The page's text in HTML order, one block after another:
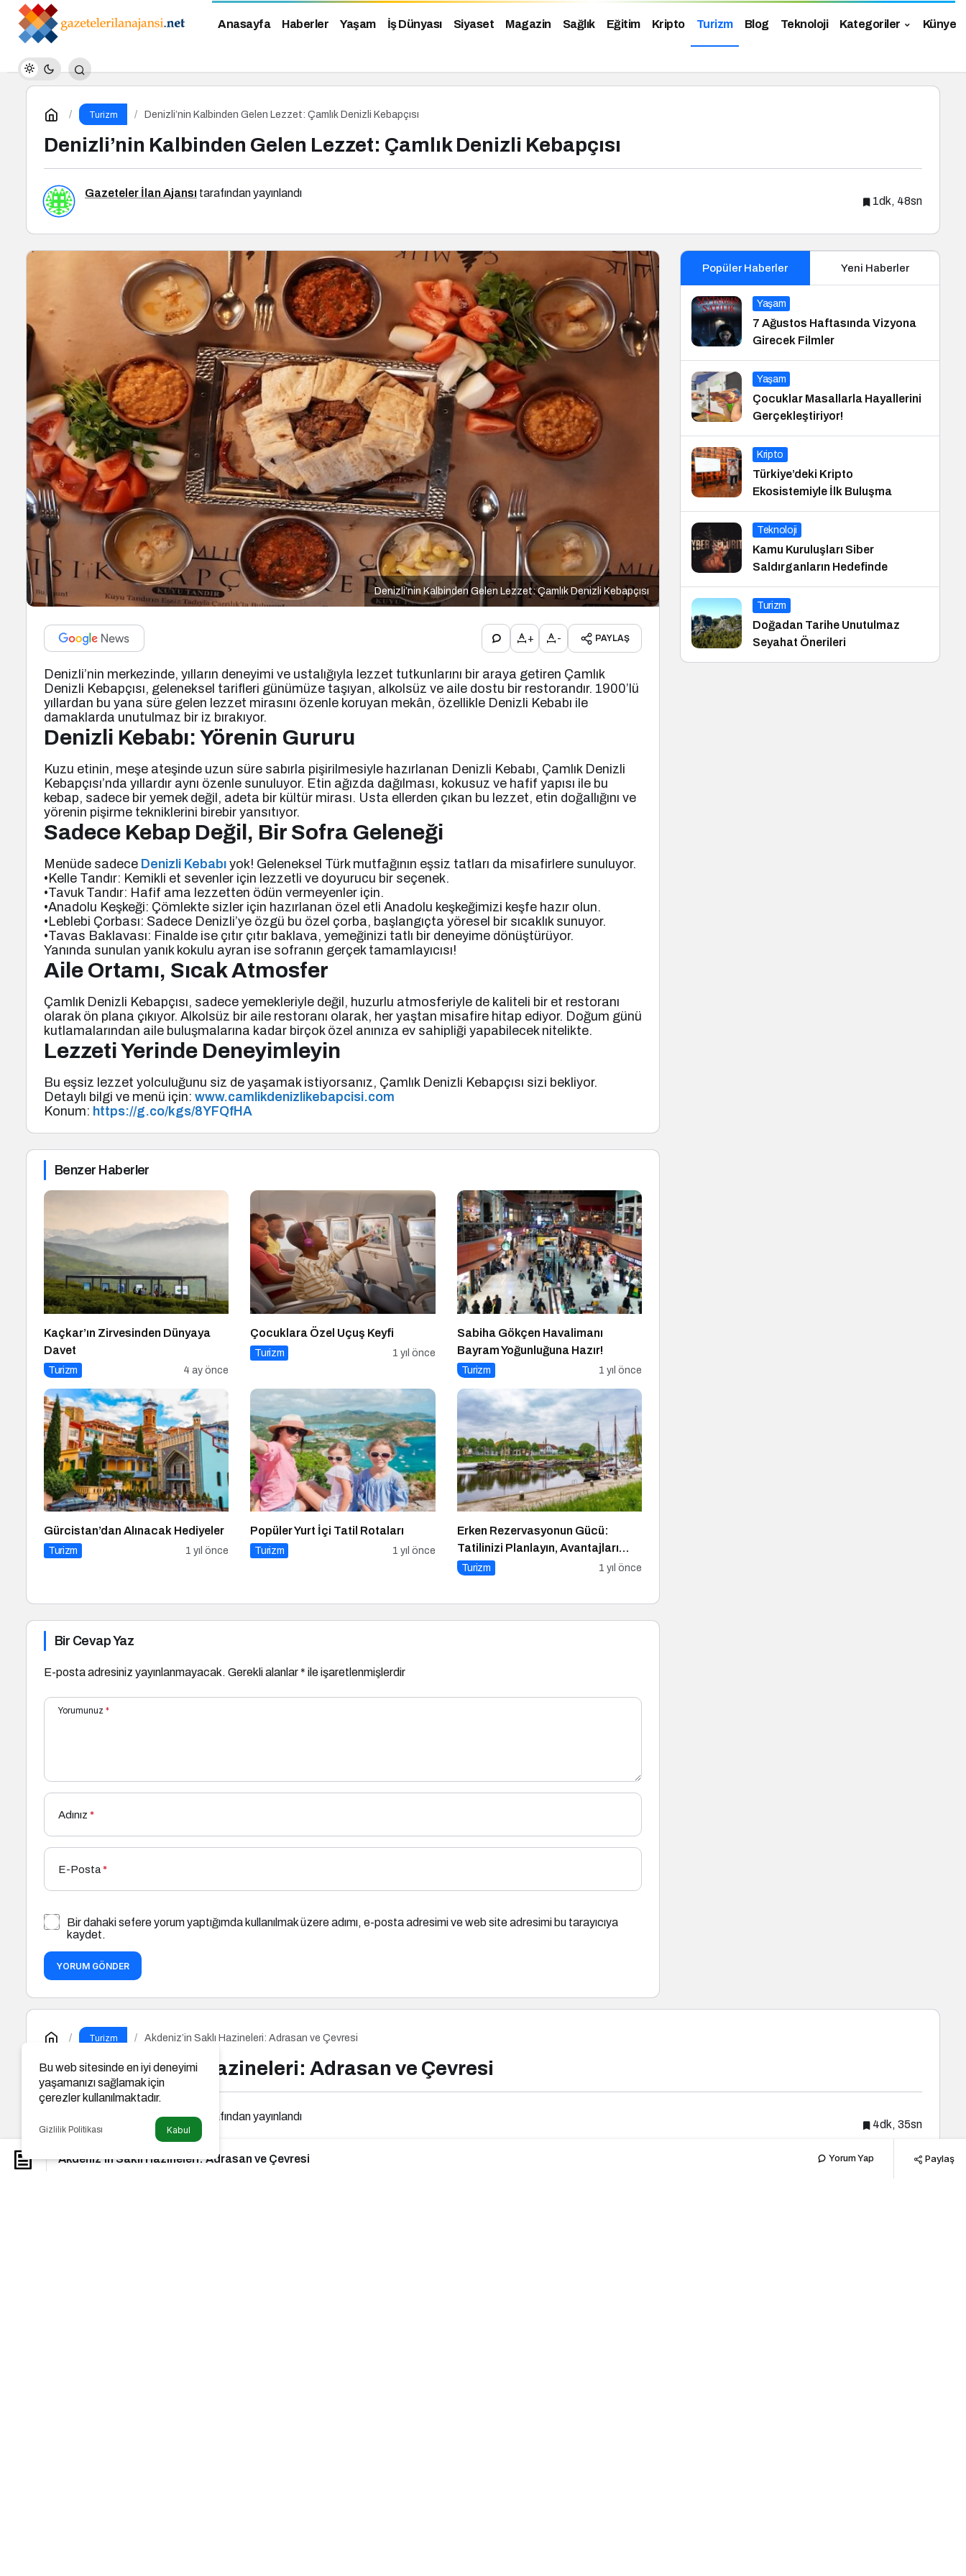
Anasayfa Haberler Yaşam İş Dünyası Siyaset Magazin Sağlık Eğitim Kripto Turizm Blog Teknoloji Kategoriler Künye
Turizm Denizli’nin Kalbinden Gelen Lezzet: Çamlık Denizli Kebapçısı
Denizli’nin Kalbinden Gelen Lezzet: Çamlık Denizli Kebapçısı
Gazeteler İlan Ajansı tarafından yayınlandı
1dk, 48sn
Denizli’nin Kalbinden Gelen Lezzet: Çamlık Denizli Kebapçısı
+ - PAYLAŞ
Denizli’nin merkezinde, yılların deneyimi ve ustalığıyla lezzet tutkunlarını bir araya getiren Çamlık
Denizli Kebapçısı, geleneksel tarifleri günümüze taşıyan, alkolsüz ve aile dostu bir restorandır. 1900’lü
yıllardan bu yana süre gelen lezzet mirasını özenle koruyan mekân, özellikle Denizli Kebabı ile
damaklarda unutulmaz bir iz bırakıyor.
Denizli Kebabı: Yörenin Gururu
Kuzu etinin, meşe ateşinde uzun süre sabırla pişirilmesiyle hazırlanan Denizli Kebabı, Çamlık Denizli
Kebapçısı’nda yıllardır aynı özenle sunuluyor. Etin ağızda dağılması, kokusuz ve hafif yapısı ile bu
kebap, sadece bir yemek değil, adeta bir kültür mirası. Usta ellerden çıkan bu lezzet, etin doğallığını ve
yörenin pişirme tekniklerini birebir yansıtıyor.
Sadece Kebap Değil, Bir Sofra Geleneği
Menüde sadece Denizli Kebabı yok! Geleneksel Türk mutfağının eşsiz tatları da misafirlere sunuluyor.
•Kelle Tandır: Kemikli et sevenler için lezzetli ve doyurucu bir seçenek.
•Tavuk Tandır: Hafif ama lezzetten ödün vermeyenler için.
•Anadolu Keşkeği: Çömlekte sizler için hazırlanan özel etli Anadolu keşkeğimizi keşfe hazır olun.
•Leblebi Çorbası: Sadece Denizli’ye özgü bu özel çorba, başlangıçta yöresel bir sıcaklık sunuyor.
•Tavas Baklavası: Finalde ise çıtır çıtır baklava, yemeğinizi tatlı bir deneyime dönüştürüyor.
Yanında sunulan yanık kokulu ayran ise sofranın gerçek tamamlayıcısı!
Aile Ortamı, Sıcak Atmosfer
Çamlık Denizli Kebapçısı, sadece yemekleriyle değil, huzurlu atmosferiyle de kaliteli bir et restoranı
olarak ön plana çıkıyor. Alkolsüz bir aile restoranı olarak, her yaştan misafire hitap ediyor. Doğum günü
kutlamalarından aile buluşmalarına kadar birçok özel anınıza ev sahipliği yapabilecek nitelikte.
Lezzeti Yerinde Deneyimleyin
Bu eşsiz lezzet yolculuğunu siz de yaşamak istiyorsanız, Çamlık Denizli Kebapçısı sizi bekliyor.
Detaylı bilgi ve menü için: www.camlikdenizlikebapcisi.com
Konum: https://g.co/kgs/8YFQfHA
Benzer Haberler
Kaçkar’ın Zirvesinden Dünyaya
Davet
Turizm 4 ay önce
Çocuklara Özel Uçuş Keyfi
Turizm 1 yıl önce
Sabiha Gökçen Havalimanı
Bayram Yoğunluğuna Hazır!
Turizm 1 yıl önce
Gürcistan’dan Alınacak Hediyeler
Turizm 1 yıl önce
Popüler Yurt İçi Tatil Rotaları
Turizm 1 yıl önce
Erken Rezervasyonun Gücü:
Tatilinizi Planlayın, Avantajları
Yakalayın!
Turizm 1 yıl önce
Bir Cevap Yaz
E-posta adresiniz yayınlanmayacak. Gerekli alanlar* ile işaretlenmişlerdir
Yorumunuz *
Adınız *
E-Posta*
Bir dahaki sefere yorum yaptığımda kullanılmak üzere adımı, e-posta adresimi ve web site adresimi bu tarayıcıya
kaydet.
YORUM GÖNDER
Popüler Haberler Yeni Haberler
Yaşam
7 Ağustos Haftasında Vizyona
Girecek Filmler
Yaşam
Çocuklar Masallarla Hayallerini
Gerçekleştiriyor!
Kripto
Türkiye’deki Kripto
Ekosistemiyle İlk Buluşma
Teknoloji
Kamu Kuruluşları Siber
Saldırganların Hedefinde
Turizm
Doğadan Tarihe Unutulmaz
Seyahat Önerileri
Turizm Akdeniz’in Saklı Hazineleri: Adrasan ve Çevresi
Akdeniz’in Saklı Hazineleri: Adrasan ve Çevresi
Gazeteler İlan Ajansıtarafından yayınlandı
4dk, 35sn
Akdeniz’in Saklı Hazineleri: Adrasan ve Çevresi Yorum Yap Paylaş
Bu web sitesinde en iyi deneyimi
yaşamanızı sağlamak için
çerezler kullanılmaktadır.
Gizlilik Politikası Kabul